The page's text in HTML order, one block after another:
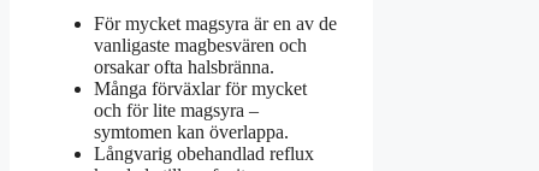
För mycket magsyra är en av de
vanligaste magbesvären och
orsakar ofta halsbränna.
Många förväxlar för mycket
och för lite magsyra –
symtomen kan överlappa.
Långvarig obehandlad reflux